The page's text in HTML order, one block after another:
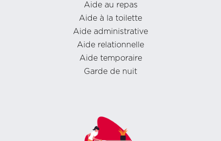
Aide au repas
Aide à la toilette
Aide administrative
Aide relationnelle
Aide temporaire
Garde de nuit